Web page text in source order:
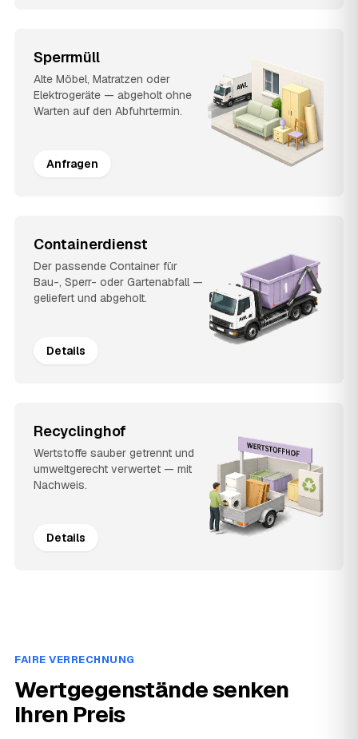
Sperrmüll
Alte Möbel, Matratzen oder
Elektrogeräte — abgeholt ohne
Warten auf den Abfuhrtermin.
Anfragen
Containerdienst
Der passende Container für
Bau-, Sperr- oder Gartenabfall —
geliefert und abgeholt.
Details
Recyclinghof
Wertstoffe sauber getrennt und
umweltgerecht verwertet — mit
Nachweis.
Details
FAIRE VERRECHNUNG
Wertgegenstände senken
Ihren Preis